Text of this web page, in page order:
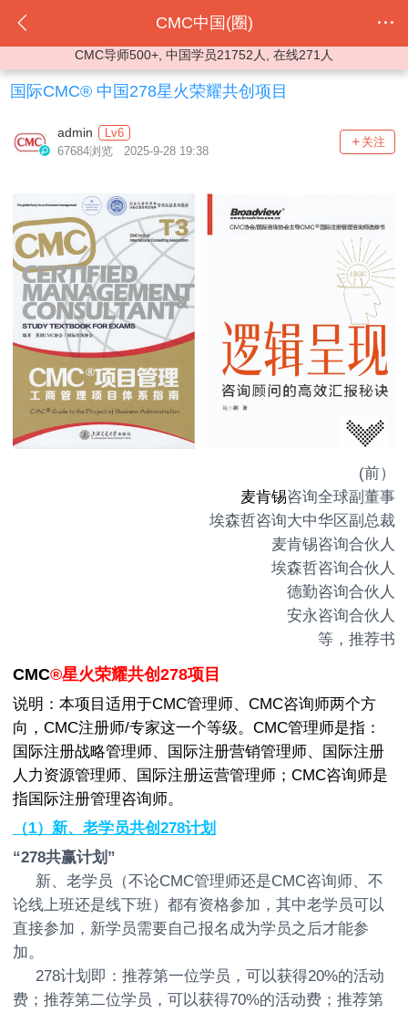
CMC中国(圈)
CMC导师500+, 中国学员21752人, 在线271人
国际CMC® 中国278星火荣耀共创项目
admin
Lv6
67684浏览 2025-9-28 19:38
关注
(前）
麦肯锡咨询全球副董事
埃森哲咨询大中华区副总裁
麦肯锡咨询合伙人
埃森哲咨询合伙人
德勤咨询合伙人
安永咨询合伙人
等，推荐书
CMC®星火荣耀共创278项目
说明：本项目适用于CMC管理师、CMC咨询师两个方
向， CMC注册师/专家这一个等级。CMC管理师是指：
国际注册战略管理师、国际注册营销管理师、国际注册
人力资源管理师、国际注册运营管理师；CMC咨询师是
指国际注册管理咨询师。
（1）新、老学员共创278计划
“278共赢计划”
新、老学员（不论CMC管理师还是CMC咨询师、不
论线上班还是线下班）都有资格参加，其中老学员可以
直接参加，新学员需要自己报名成为学员之后才能参
加。
278计划即：推荐第一位学员，可以获得20%的活动
费；推荐第二位学员，可以获得70%的活动费；推荐第